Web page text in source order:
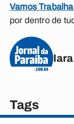
Vamos
por dentro de
Tags